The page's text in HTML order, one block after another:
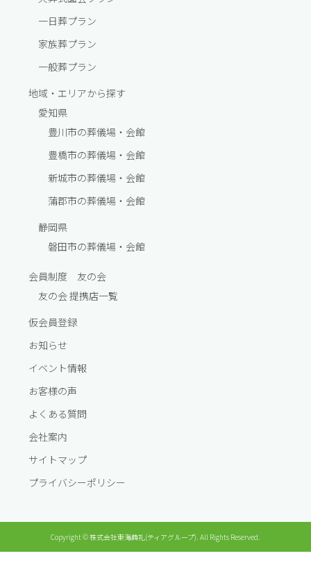
一⽇葬プラン
家族葬プラン
一般葬プラン
地域・エリアから探す
愛知県
豊川市の葬儀場・会館
豊橋市の葬儀場・会館
新城市の葬儀場・会館
蒲郡市の葬儀場・会館
静岡県
磐田市の葬儀場・会館
会員制度 友の会
友の会 提携店一覧
仮会員登録
お知らせ
イベント情報
お客様の声
よくある質問
会社案内
サイトマップ
プライバシーポリシー
Copyright © 株式会社東海典礼(ティアグループ). All Rights Reserved.